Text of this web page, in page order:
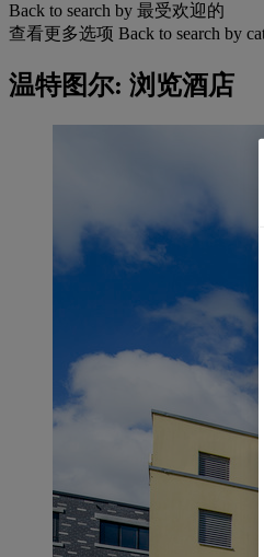
Back to search by 最受欢迎的
查看更多选项 Back to search by
温特图尔: 浏览酒店